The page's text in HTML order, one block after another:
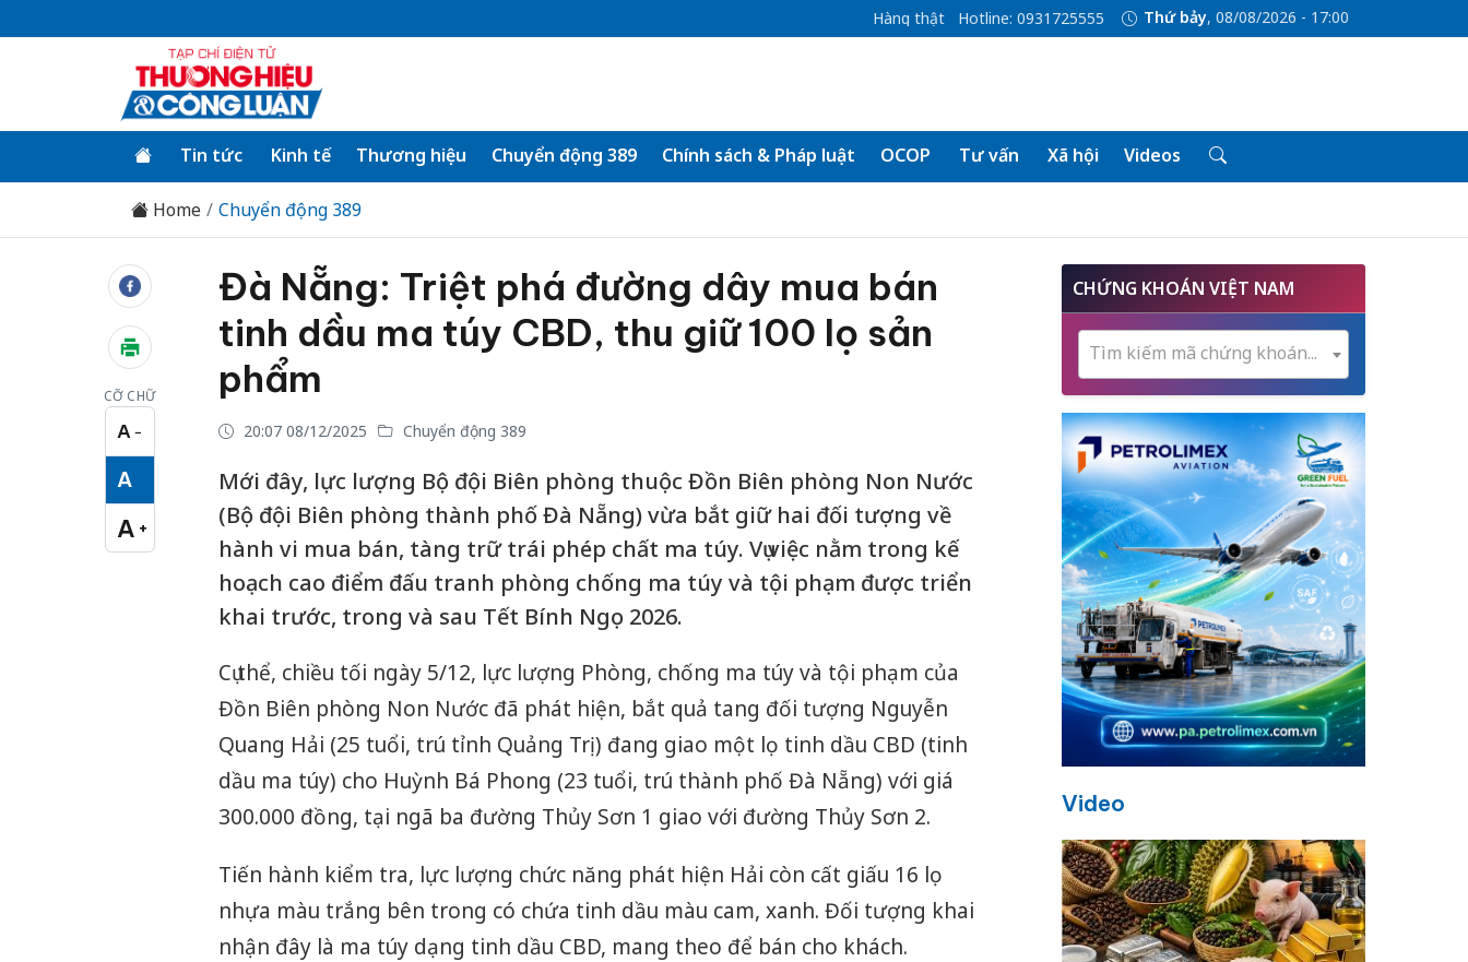
Hàng thật Hotline: 0931725555 Thứ bảy, 08/08/2026 - 17:00
Tin tức Kinh tế Thương hiệu Chuyển động 389 Chính sách & Pháp luật OCOP Tư vấn Xã hội Videos
Home Chuyển động 389
CỠ CHỮ
A −
Cỡ chữ nhỏ
A
Cỡ chữ vừa
A +
Cỡ chữ lớn
Đà Nẵng: Triệt phá đường dây mua bán
tinh dầu ma túy CBD, thu giữ 100 lọ sản
phẩm
20:07 08/12/2025 Chuyển động 389
Mới đây, lực lượng Bộ đội Biên phòng thuộc Đồn Biên phòng Non Nước
(Bộ đội Biên phòng thành phố Đà Nẵng) vừa bắt giữ hai đối tượng về
hành vi mua bán, tàng trữ trái phép chất ma túy. Vụ việc nằm trong kế
hoạch cao điểm đấu tranh phòng chống ma túy và tội phạm được triển
khai trước, trong và sau Tết Bính Ngọ 2026.
Cụ thể, chiều tối ngày 5/12, lực lượng Phòng, chống ma túy và tội phạm của
Đồn Biên phòng Non Nước đã phát hiện, bắt quả tang đối tượng Nguyễn
Quang Hải (25 tuổi, trú tỉnh Quảng Trị) đang giao một lọ tinh dầu CBD (tinh
dầu ma túy) cho Huỳnh Bá Phong (23 tuổi, trú thành phố Đà Nẵng) với giá
300.000 đồng, tại ngã ba đường Thủy Sơn 1 giao với đường Thủy Sơn 2.
Tiến hành kiểm tra, lực lượng chức năng phát hiện Hải còn cất giấu 16 lọ
nhựa màu trắng bên trong có chứa tinh dầu màu cam, xanh. Đối tượng khai
nhận đây là ma túy dạng tinh dầu CBD, mang theo để bán cho khách.
CHỨNG KHOÁN VIỆT NAM
Tìm kiếm mã chứng khoán...
Video